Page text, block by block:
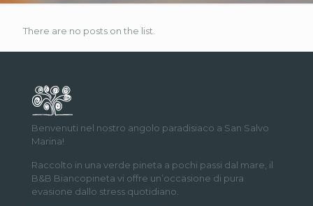
There are no posts on the list.
Benvenuti nel nostro angolo paradisiaco a San Salvo
Marina!
Raccolto in una verde pineta a pochi passi dal mare, il
B&B Biancopineta vi offre un’occasione di pura
evasione dallo stress quotidiano.